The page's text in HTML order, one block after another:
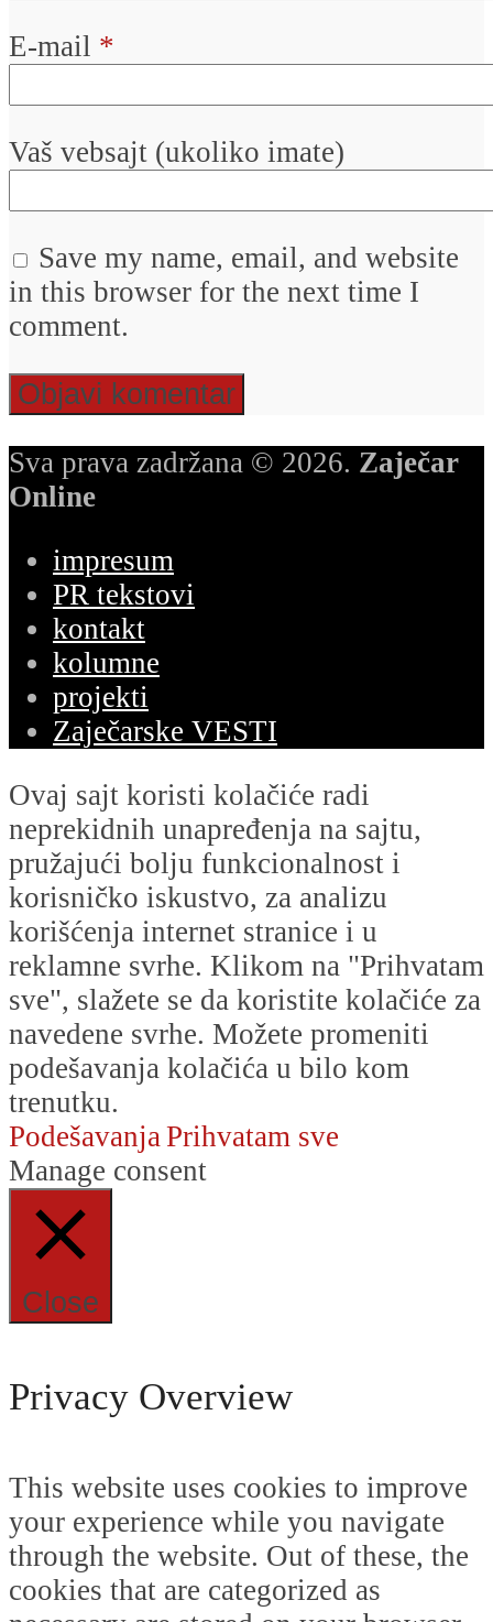
E-mail *
Vaš vebsajt (ukoliko imate)
Save my name, email, and website
in this browser for the next time I
comment.
Sva prava zadržana © 2026. Zaječar
Online
impresum
PR tekstovi
kontakt
kolumne
projekti
Zaječarske VESTI
Ovaj sajt koristi kolačiće radi
neprekidnih unapređenja na sajtu,
pružajući bolju funkcionalnost i
korisničko iskustvo, za analizu
korišćenja internet stranice i u
reklamne svrhe. Klikom na "Prihvatam
sve", slažete se da koristite kolačiće za
navedene svrhe. Možete promeniti
podešavanja kolačića u bilo kom
trenutku.
PodešavanjaPrihvatam sve
Manage consent
Close
Privacy Overview
This website uses cookies to improve
your experience while you navigate
through the website. Out of these, the
cookies that are categorized as